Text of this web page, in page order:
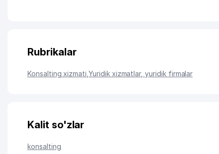
Rubrikalar
Konsalting xizmati ,Yuridik xizmatlar, yuridik firmalar
Kalit so'zlar
konsalting